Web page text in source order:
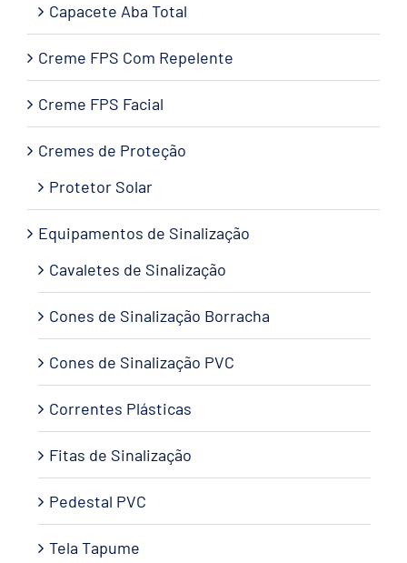
Capacete Aba Total
Creme FPS Com Repelente
Creme FPS Facial
Cremes de Proteção
Protetor Solar
Equipamentos de Sinalização
Cavaletes de Sinalização
Cones de Sinalização Borracha
Cones de Sinalização PVC
Correntes Plásticas
Fitas de Sinalização
Pedestal PVC
Tela Tapume